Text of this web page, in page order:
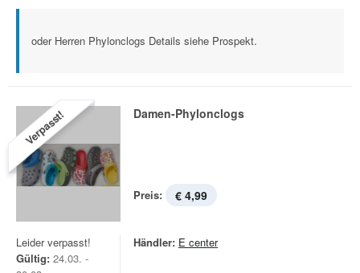
oder Herren Phylonclogs Details siehe Prospekt.
Verpasst! Damen-Phylonclogs
Preis: € 4,99
Leider verpasst!
Gültig: 24.03. -
Händler: E center